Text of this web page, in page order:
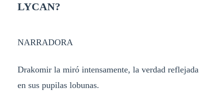
LYCAN?
NARRADORA
Drakomir la miró intensamente, la verdad reflejada
en sus pupilas lobunas.